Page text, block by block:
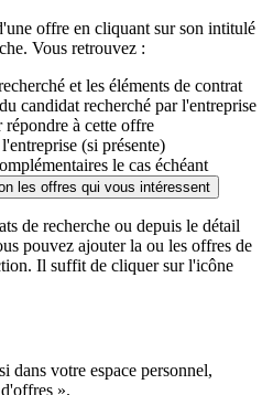
offre en cliquant sur son intitulé
Vous retrouvez :
et les éléments de contrat
candidat recherché par l'entreprise
répondre à cette offre
(si présente)
le cas échéant
les offres qui vous intéressent
de recherche ou depuis le détail
pouvez ajouter la ou les offres de
Il suffit de cliquer sur l'icône
dans votre espace personnel,
».